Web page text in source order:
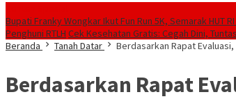
Bupati Franky Wongkar Ikut Fun Run 5K, Semarak HUT
Penghuni RTLH Cek Kesehatan Gratis: Cegah Dini,
Beranda
Tanah Datar Berdasarkan Rapat
Berdasarkan Rapat